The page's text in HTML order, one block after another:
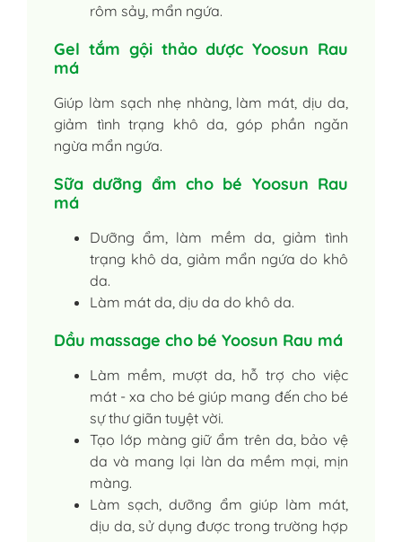
rôm sảy, mẩn ngứa.
Gel tắm gội thảo dược Yoosun Rau
má
Giúp làm sạch nhẹ nhàng, làm mát, dịu da,
giảm tình trạng khô da, góp phần ngăn
ngừa mẩn ngứa.
Sữa dưỡng ẩm cho bé Yoosun Rau
má
Dưỡng ẩm, làm mềm da, giảm tình
trạng khô da, giảm mẩn ngứa do khô
da.
Làm mát da, dịu da do khô da.
Dầu massage cho bé Yoosun Rau má
Làm mềm, mượt da, hỗ trợ cho việc
mát - xa cho bé giúp mang đến cho bé
sự thư giãn tuyệt vời.
Tạo lớp màng giữ ẩm trên da, bảo vệ
da và mang lại làn da mềm mại, mịn
màng.
Làm sạch, dưỡng ẩm giúp làm mát,
dịu da, sử dụng được trong trường hợp